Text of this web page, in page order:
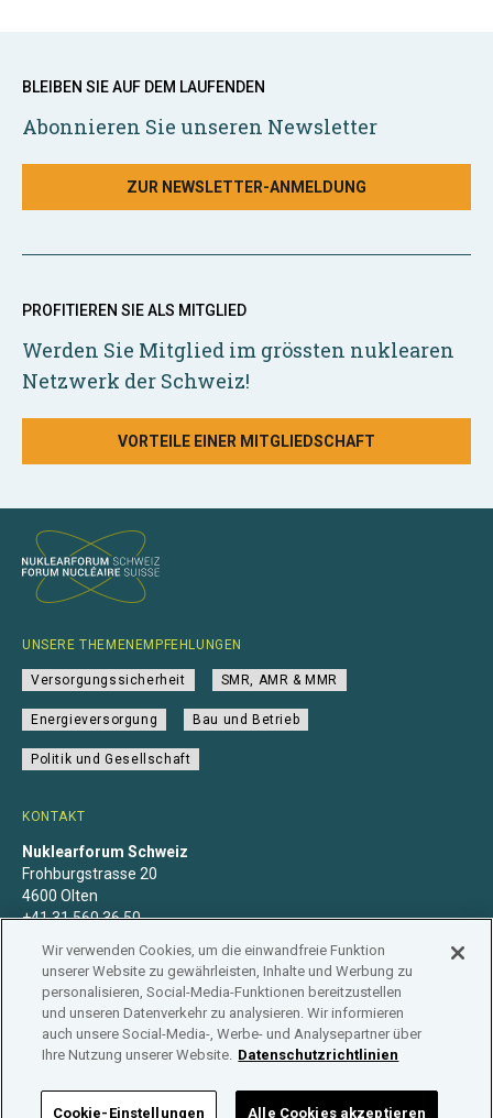
BLEIBEN SIE AUF DEM LAUFENDEN
Abonnieren Sie unseren Newsletter
ZUR NEWSLETTER-ANMELDUNG
PROFITIEREN SIE ALS MITGLIED
Werden Sie Mitglied im grössten nuklearen
Netzwerk der Schweiz!
VORTEILE EINER MITGLIEDSCHAFT
KONTAKT
Nuklearforum Schweiz
Frohburgstrasse 20
4600 Olten
+41 31 560 36 50
UNSERE THEMENEMPFEHLUNGEN
Versorgungssicherheit SMR, AMR & MMR
Energieversorgung Bau und Betrieb
Politik und Gesellschaft
Datenschutzerklärung Impressum Mitgliedschaft
Branchenregister
Wir verwenden Cookies, um die einwandfreie Funktion
unserer Website zu gewährleisten, Inhalte und Werbung zu
personalisieren, Social-Media-Funktionen bereitzustellen
und unseren Datenverkehr zu analysieren. Wir informieren
auch unsere Social-Media-, Werbe- und Analysepartner über
Ihre Nutzung unserer Website. Datenschutzrichtlinien
Cookie-Einstellungen Alle Cookies akzeptieren